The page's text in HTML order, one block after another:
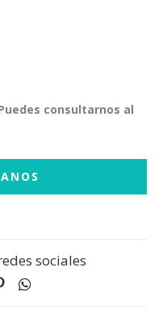
consultarnos al
sociales